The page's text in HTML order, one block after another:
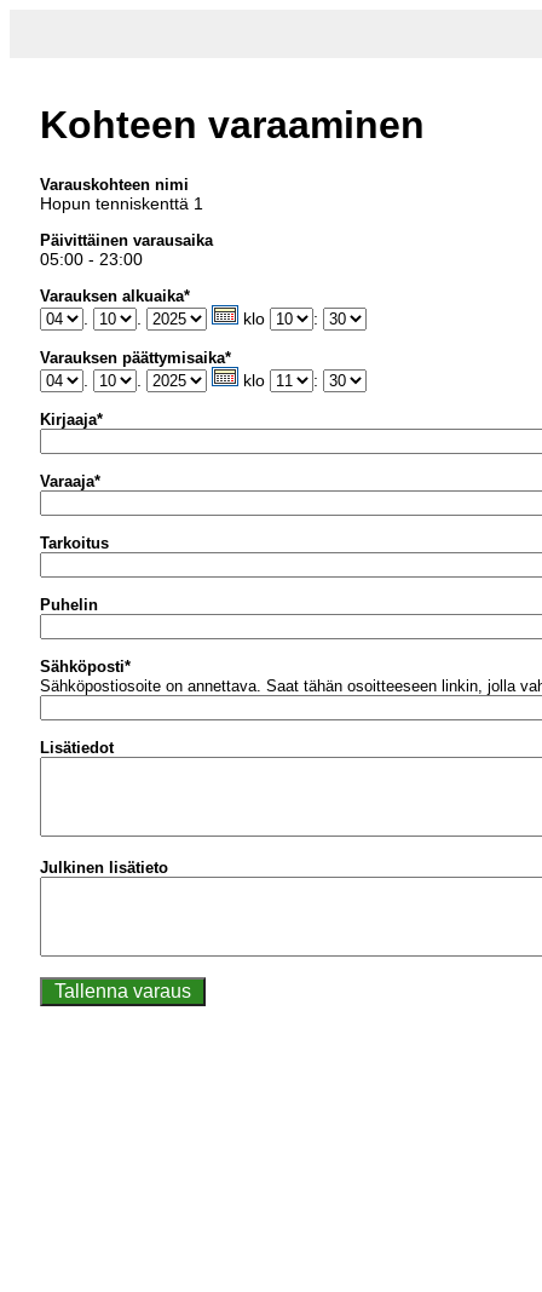
Kohteen varaaminen
Varauskohteen nimi
Hopun tenniskenttä 1
Päivittäinen varausaika
05:00 - 23:00
Varauksen alkuaika*
klo :
Varauksen päättymisaika*
klo :
Kirjaaja*
Varaaja*
Tarkoitus
Puhelin
Sähköposti*
Sähköpostiosoite on annettava. Saat tähän osoitteeseen linkin, jolla
Lisätiedot
Julkinen lisätieto